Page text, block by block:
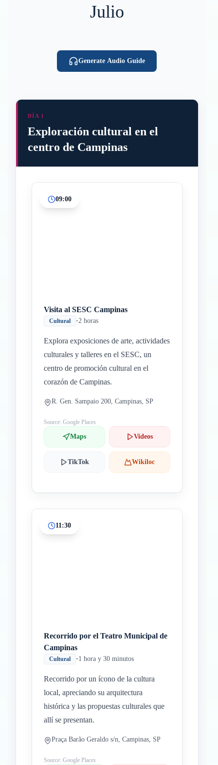
Julio
Generate Audio Guide
DÍA 1
Exploración cultural en el
centro de Campinas
09:00
Visita al SESC Campinas
Cultural •2 horas
Explora exposiciones de arte, actividades
culturales y talleres en el SESC, un
centro de promoción cultural en el
corazón de Campinas.
R. Gen. Sampaio 200, Campinas, SP
Source: Google Places
Maps Videos
TikTok Wikiloc
11:30
Recorrido por el Teatro Municipal de
Campinas
Cultural •1 hora y 30 minutos
Recorrido por un ícono de la cultura
local, apreciando su arquitectura
histórica y las propuestas culturales que
allí se presentan.
Praça Barão Geraldo s/n, Campinas, SP
Source: Google Places